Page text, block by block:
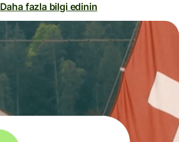
Daha fazla bilgi edinin